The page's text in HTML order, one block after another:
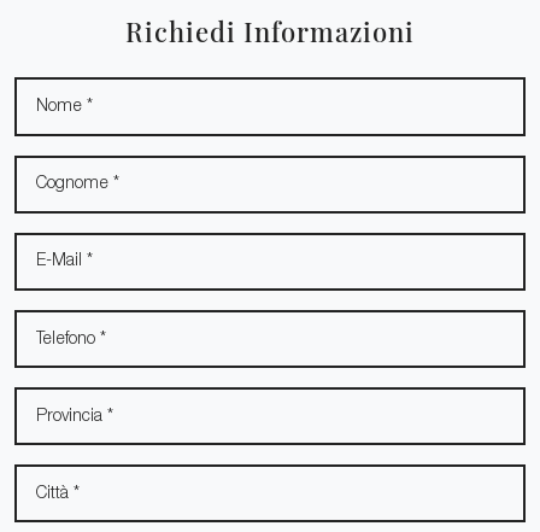
Richiedi Informazioni